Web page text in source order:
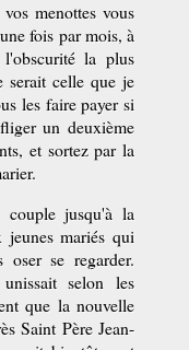
menottes vous
fois par mois, à
la plus
serait celle que je
les faire payer si
un deuxième
et sortez par la
couple jusqu'à la
mariés qui
oser se regarder.
selon les
que la nouvelle
Saint Père Jean-